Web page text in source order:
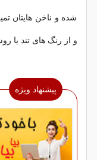
شده و ناخن هایتان
و از رنگ های تند یا
پیشنهاد ویژه